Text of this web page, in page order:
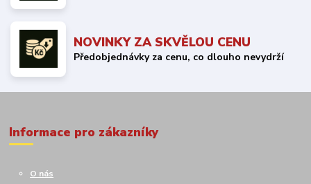
NOVINKY ZA SKVĚLOU CENU
Předobjednávky za cenu, co dlouho nevydrží
Informace pro zákazníky
O nás